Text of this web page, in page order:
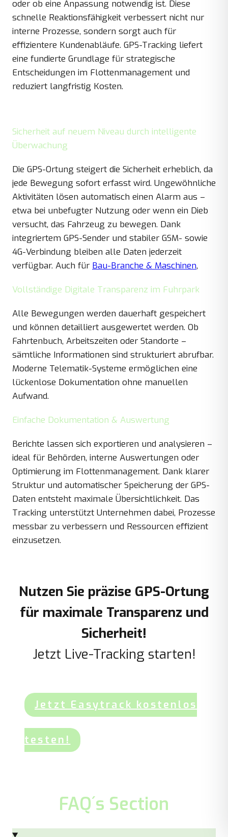
oder ob eine Anpassung notwendig ist. Diese
schnelle Reaktionsfähigkeit verbessert nicht nur
interne Prozesse, sondern sorgt auch für
effizientere Kundenabläufe. GPS-Tracking liefert
eine fundierte Grundlage für strategische
Entscheidungen im Flottenmanagement und
reduziert langfristig Kosten.
Sicherheit auf neuem Niveau durch intelligente
Überwachung
Die GPS-Ortung steigert die Sicherheit erheblich, da
jede Bewegung sofort erfasst wird. Ungewöhnliche
Aktivitäten lösen automatisch einen Alarm aus –
etwa bei unbefugter Nutzung oder wenn ein Dieb
versucht, das Fahrzeug zu bewegen. Dank
integriertem GPS-Sender und stabiler GSM- sowie
4G-Verbindung bleiben alle Daten jederzeit
verfügbar. Auch für Bau-Branche & Maschinen,
Vollständige Digitale Transparenz im Fuhrpark
Alle Bewegungen werden dauerhaft gespeichert
und können detailliert ausgewertet werden. Ob
Fahrtenbuch, Arbeitszeiten oder Standorte –
sämtliche Informationen sind strukturiert abrufbar.
Moderne Telematik-Systeme ermöglichen eine
lückenlose Dokumentation ohne manuellen
Aufwand.
Einfache Dokumentation & Auswertung
Berichte lassen sich exportieren und analysieren –
ideal für Behörden, interne Auswertungen oder
Optimierung im Flottenmanagement. Dank klarer
Struktur und automatischer Speicherung der GPS-
Daten entsteht maximale Übersichtlichkeit. Das
Tracking unterstützt Unternehmen dabei, Prozesse
messbar zu verbessern und Ressourcen effizient
einzusetzen.
Nutzen Sie präzise GPS-Ortung
für maximale Transparenz und
Sicherheit!
Jetzt Live-Tracking starten!
Jetzt Easytrack kostenlos
testen!
FAQ´s Section